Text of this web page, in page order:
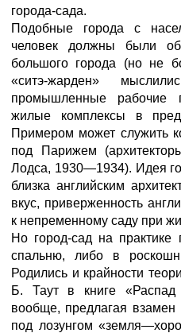
города-сада.
Подобные города с
человек должны были
большого города (но не
«ситэ-жарден»
промышленные рабочие
жилые комплексы в
Примером может служить
под Парижем
Лодса, 1930—1934). Идея
близка английским
вкус, приверженность
к непременному саду при
Но город-сад на
спальню, либо в
Родились и крайности
Б. Таут в книге «Распад
вообще, предлагая
под лозунгом